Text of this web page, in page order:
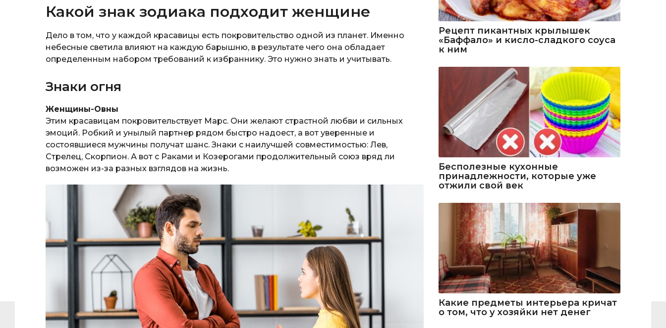
Какой знак зодиака подходит женщине
Дело в том, что у каждой красавицы есть покровительство одной из планет. Именно
небесные светила влияют на каждую барышню, в результате чего она обладает
определенным набором требований к избраннику. Это нужно знать и учитывать.
Знаки огня
Женщины-Овны
Этим красавицам покровительствует Марс. Они желают страстной любви и сильных
эмоций. Робкий и унылый партнер рядом быстро надоест, а вот уверенные и
состоявшиеся мужчины получат шанс. Знаки с наилучшей совместимостью: Лев,
Стрелец, Скорпион. А вот с Раками и Козерогами продолжительный союз вряд ли
возможен из-за разных взглядов на жизнь.
Рецепт пикантных крылышек
«Баффало» и кисло-сладкого соуса
к ним
Бесполезные кухонные
принадлежности, которые уже
отжили свой век
Какие предметы интерьера кричат
о том, что у хозяйки нет денег